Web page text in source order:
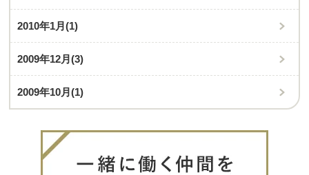
2010年1月(1)
2009年12月(3)
2009年10月(1)